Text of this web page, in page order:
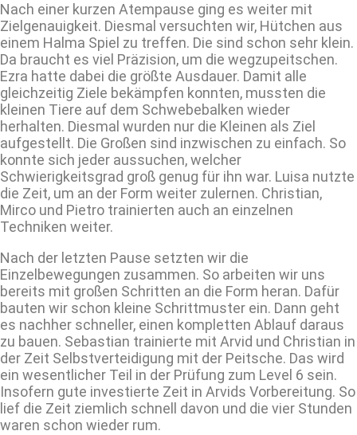
Nach einer kurzen Atempause ging es weiter mit
Zielgenauigkeit. Diesmal versuchten wir, Hütchen aus
einem Halma Spiel zu treffen. Die sind schon sehr klein.
Da braucht es viel Präzision, um die wegzupeitschen.
Ezra hatte dabei die größte Ausdauer. Damit alle
gleichzeitig Ziele bekämpfen konnten, mussten die
kleinen Tiere auf dem Schwebebalken wieder
herhalten. Diesmal wurden nur die Kleinen als Ziel
aufgestellt. Die Großen sind inzwischen zu einfach. So
konnte sich jeder aussuchen, welcher
Schwierigkeitsgrad groß genug für ihn war. Luisa nutzte
die Zeit, um an der Form weiter zulernen. Christian,
Mirco und Pietro trainierten auch an einzelnen
Techniken weiter.
Nach der letzten Pause setzten wir die
Einzelbewegungen zusammen. So arbeiten wir uns
bereits mit großen Schritten an die Form heran. Dafür
bauten wir schon kleine Schrittmuster ein. Dann geht
es nachher schneller, einen kompletten Ablauf daraus
zu bauen. Sebastian trainierte mit Arvid und Christian in
der Zeit Selbstverteidigung mit der Peitsche. Das wird
ein wesentlicher Teil in der Prüfung zum Level 6 sein.
Insofern gute investierte Zeit in Arvids Vorbereitung. So
lief die Zeit ziemlich schnell davon und die vier Stunden
waren schon wieder rum.